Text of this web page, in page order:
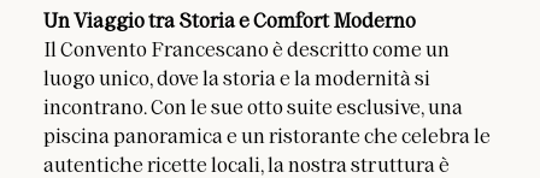
Un Viaggio tra Storia e Comfort Moderno
Il Convento Francescano è descritto come un
luogo unico, dove la storia e la modernità si
incontrano. Con le sue otto suite esclusive, una
piscina panoramica e un ristorante che celebra le
autentiche ricette locali, la nostra struttura è